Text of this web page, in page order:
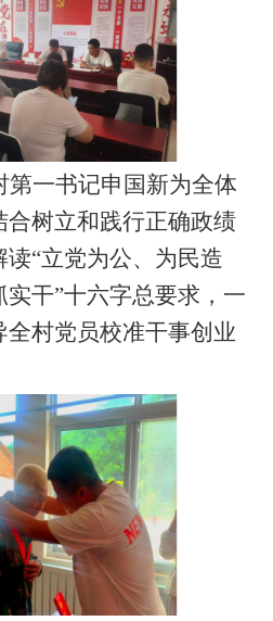
第一书记申国新为全体
合树立和践行正确政绩
读“立党为公、为民造
干”十六字总要求，一
村党员校准干事创业